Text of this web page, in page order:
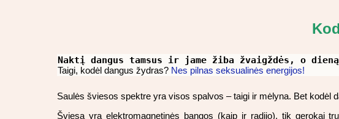
Naktį dangus tamsus ir jame žiba žvaigždės, o
Taigi, kodėl dangus žydras? Nes pilnas seksualinės energijos!
Saulės šviesos spektre yra visos spalvos – taigi ir mėlyna. Bet kodėl
Šviesa yra elektromagnetinės bangos (kaip ir radijo), tik gerokai